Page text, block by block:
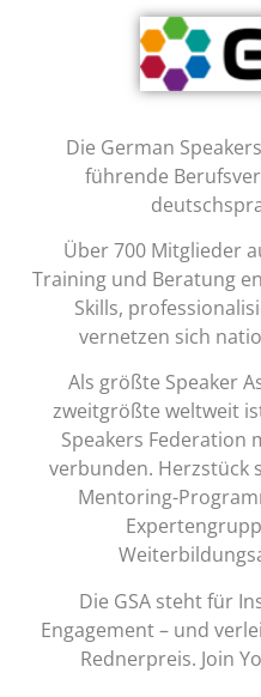
Die German
führende
Über 700 Mitglieder
Training und Beratung
Skills,
vernetzen sich
Als größte Speaker
zweitgrößte weltweit
Speakers Federation
verbunden. Herzstück
Mentoring-
Die GSA steht für
Engagement – und
Rednerpreis. Join